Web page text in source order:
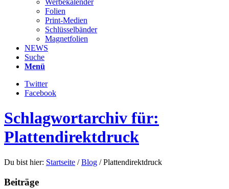
Werbekalender
Folien
Print-Medien
Schlüsselbänder
Magnetfolien
NEWS
Suche
Menü
Twitter
Facebook
Schlagwortarchiv für:
Plattendirektdruck
Du bist hier: Startseite / Blog / Plattendirektdruck
Beiträge